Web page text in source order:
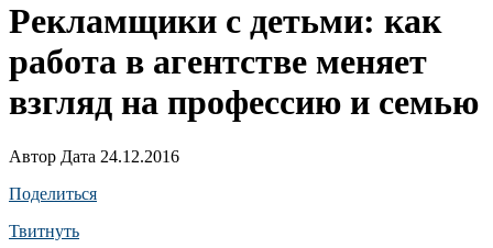
Рекламщики с детьми: как
работа в агентстве меняет
взгляд на профессию и семью
Автор Дата 24.12.2016
Поделиться
Твитнуть